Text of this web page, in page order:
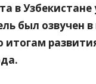
в
был озвучен
итогам